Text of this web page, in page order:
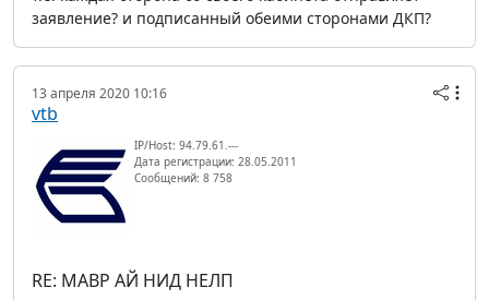
заявление? и подписанный обеими сторонами ДКП?
13 апреля 2020 10:16
vtb
IP/Host: 94.79.61.---
Дата регистрации: 28.05.2011
Сообщений: 8 758
RE: МАВР АЙ НИД НЕЛП